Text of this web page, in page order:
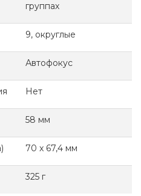
группах
9, округлые
Автофокус
Нет
58 мм
70 x 67,4 мм
325 г